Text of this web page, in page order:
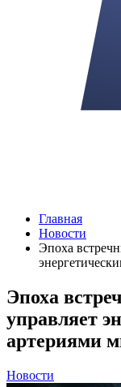
Главная
Новости
Эпоха
Эпоха
управляет
артериями
Новости